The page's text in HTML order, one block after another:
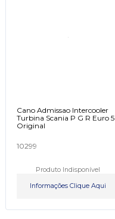
Cano Admissao Intercooler
Turbina Scania P G R Euro 5
Original
10299
Produto Indisponível
Informações Clique Aqui